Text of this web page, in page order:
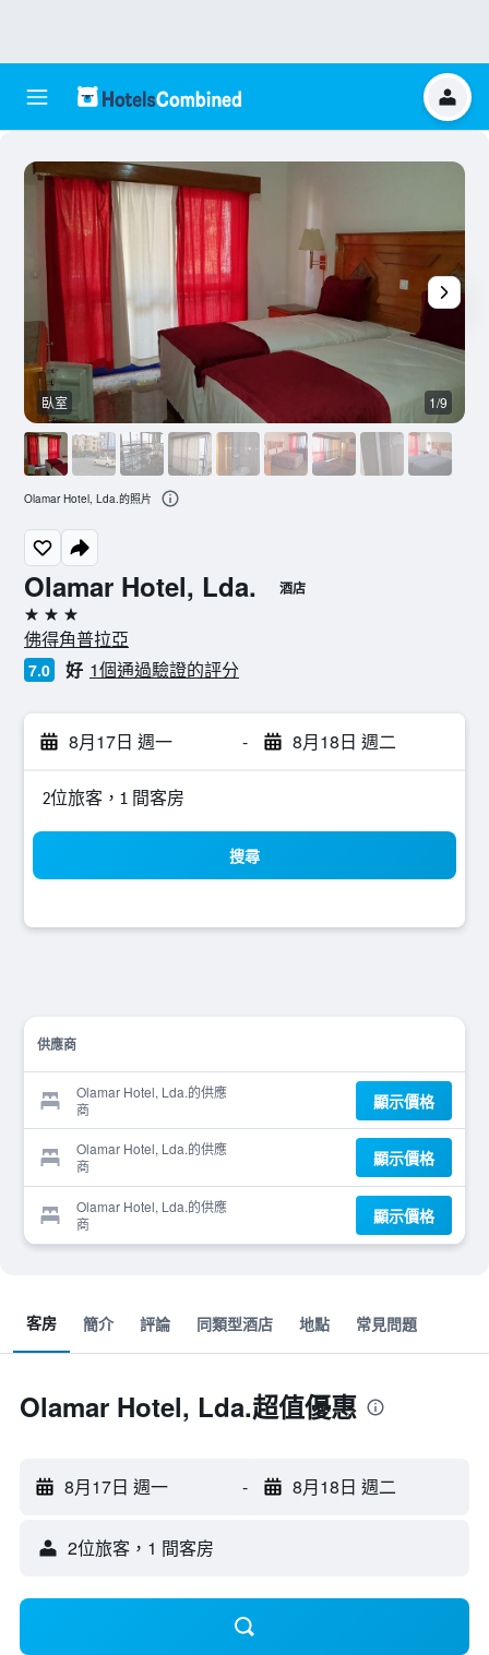
Olamar Hotel, Lda. 酒店
3星級
佛得角普拉亞
7.0 好 1個通過驗證的評分
8月17日 週一 - 8月18日 週二
2位旅客，1 間客房
搜尋
供應商
Olamar Hotel, Lda.的供應
商
顯示價格
Olamar Hotel, Lda.的供應
商
顯示價格
Olamar Hotel, Lda.的供應
商
顯示價格
臥室 1/9
Olamar Hotel, Lda.的照片
客房 簡介 評論 同類型酒店 地點 常見問題
Olamar Hotel, Lda.超值優惠
8月17日 週一 - 8月18日 週二
2位旅客，1 間客房